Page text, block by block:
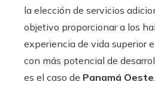
la elección de servicios
objetivo proporcionar a los
experiencia de vida superior
con más potencial de
es el caso de Panamá Oeste